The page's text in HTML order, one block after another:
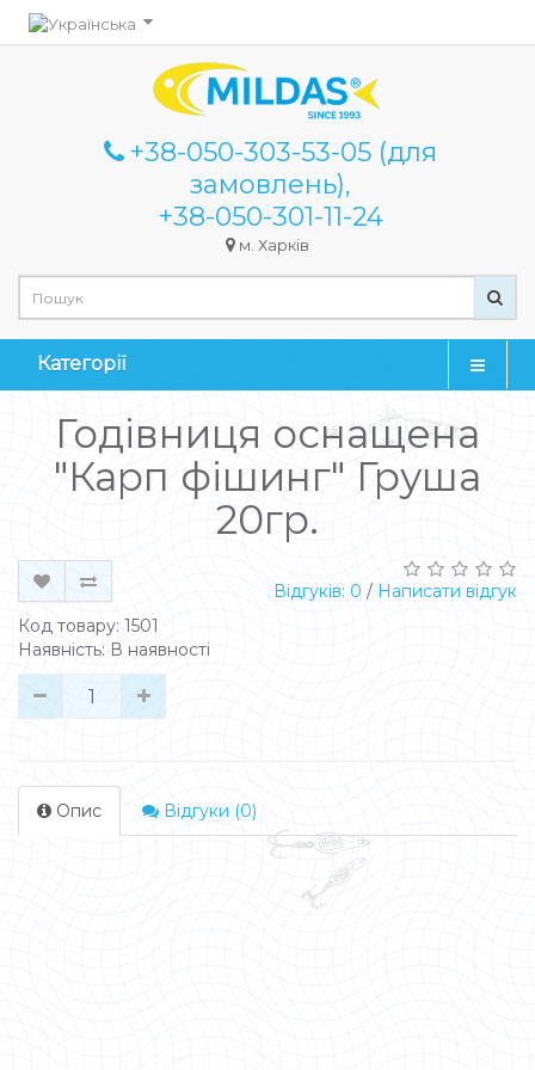
+38-050-303-53-05 (для
замовлень),
+38-050-301-11-24
м. Харків
Категорії
Годівниця оснащена
"Карп фішинг" Груша
20гр.
Відгуків: 0 / Написати відгук
Код товару: 1501
Наявність: В наявності
Опис Відгуки (0)